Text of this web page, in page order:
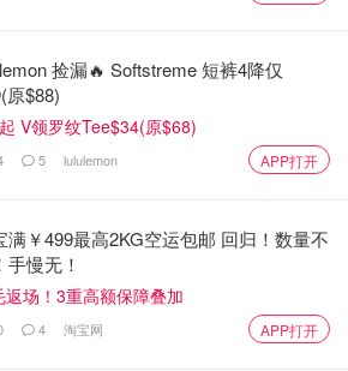
Colliers International Group Inc.的
），薪酬7030万美元；GFL
特里克·多维吉（Patrick Dovigi），
Gildan Activewear Inc.的格伦·查曼
），薪酬3690万美元。
缩小差距
工人之间日益扩大的薪酬差距，麦克
考虑对富人“狠下重手”，征收更高的
“财富税”。
捡漏🔥 Softstreme 短裤4降仅
原$88)
V领罗纹Tee$34(原$68)
5 lululemon APP打开
满￥499最高2KG空运包邮 回归！数量不
手慢无！
返场！3重高额保障叠加
4 淘宝网 APP打开